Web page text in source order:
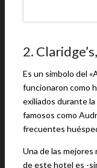
2.
Es un símbolo del
funcionaron como
exiliados durante
famosos como
frecuentes
Una de las
de este hotel es -